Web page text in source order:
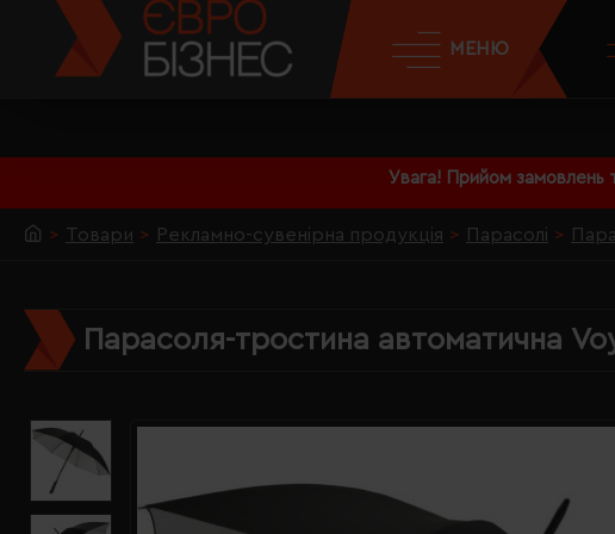
Увага! Прийом замовлень
МЕНЮ
Товари Рекламно-сувенірна продукція Парасолі
Парасоля-тростина автоматична